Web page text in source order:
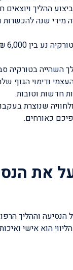
ההליך
מידי שנה
השהייה בטורקיה
ודימוי הגוף
חדשות וטובות.
שנוצרת
כאורחים.
את
וההליך
הוא אישי